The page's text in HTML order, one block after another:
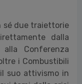
sé due traiettorie
dalla
Conferenza
i Combustibili
suo attivismo in